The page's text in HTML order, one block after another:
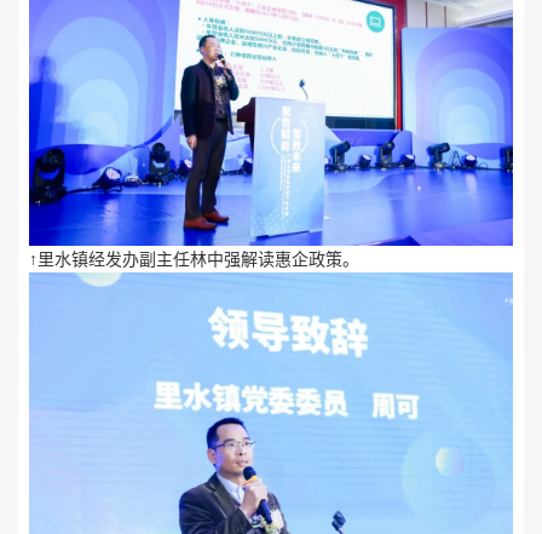
↑里水镇经发办副主任林中强解读惠企政策。